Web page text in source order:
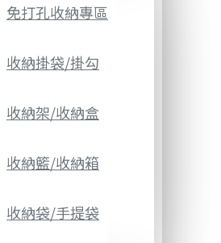
免打孔收納專區
收納掛袋/掛勾
收納架/收納盒
收納籃/收納箱
收納袋/手提袋